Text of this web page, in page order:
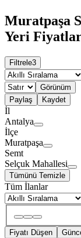
Muratpaşa
Yeri
Filtrele3
Görünüm
Paylaş
Kaydet
İl
Antalya
İlçe
Muratpaşa
Semt
Selçuk Mahallesi
Tümünü Temizle
Tüm İlanlar
Fiyatı Düşen